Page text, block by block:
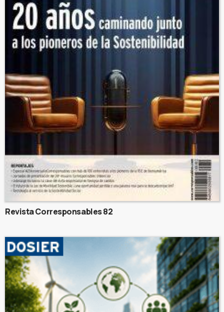
Revista Corresponsables 82